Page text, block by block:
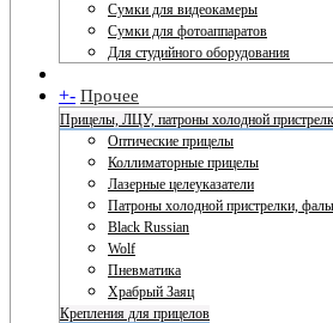
Сумки для видеокамеры
Сумки для фотоаппаратов
Для студийного оборудования
+- Прочее
Прицелы, ЛЦУ, патроны холодной
Оптические прицелы
Коллиматорные прицелы
Лазерные целеуказатели
Патроны холодной пристрелки,
Black Russian
Wolf
Пневматика
Храбрый Заяц
Крепления для прицелов